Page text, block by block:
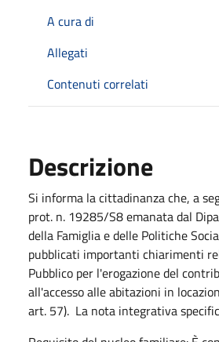
A cura di
Allegati
Contenuti correlati
Descrizione
Si informa la cittadinanza che, a
prot. n. 19285/S8 emanata dal
della Famiglia e delle Politiche
pubblicati importanti chiarimenti
Pubblico per l'erogazione del
all'accesso alle abitazioni in
art. 57). La nota integrativa